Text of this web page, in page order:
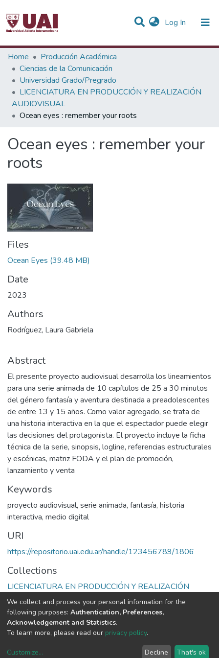
Log In (current)
Statistics
Communities & Collections
All of DSpace
Home
Producción Académica
Ciencias de la Comunicación
Universidad Grado/Pregrado
LICENCIATURA EN PRODUCCIÓN Y REALIZACIÓN
AUDIOVISUAL
Ocean eyes : remember your roots
Ocean eyes : remember your
roots
Files
Ocean Eyes (39.48 MB)
Date
2023
Authors
Rodríguez, Laura Gabriela
Abstract
El presente proyecto audiovisual desarrolla los lineamientos
para una serie animada de 10 capítulos de 25 a 30 minutos
del género fantasía y aventura destinada a preadolescentes
de entre 13 y 15 años. Como valor agregado, se trata de
una historia interactiva en la que el espectador puede elegir
las decisiones del protagonista. El proyecto incluye la ficha
técnica de la serie, sinopsis, logline, referencias estructurales
y escénicas, matriz FODA y el plan de promoción,
lanzamiento y venta
Keywords
proyecto audiovisual, serie animada, fantasía, historia
interactiva, medio digital
URI
https://repositorio.uai.edu.ar/handle/123456789/1806
Collections
LICENCIATURA EN PRODUCCIÓN Y REALIZACIÓN
AUDIOVISUAL
Full item page
DSpace software copyright © 2002-2026 LYRASIS
We collect and process your personal information for the
following purposes: Authentication, Preferences,
Acknowledgement and Statistics.
To learn more, please read our privacy policy.
Customize... Decline That's ok